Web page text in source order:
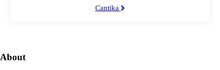
Cantika
About